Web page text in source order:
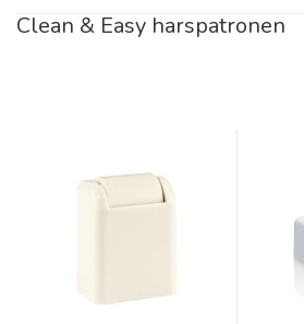
Clean & Easy harspatronen